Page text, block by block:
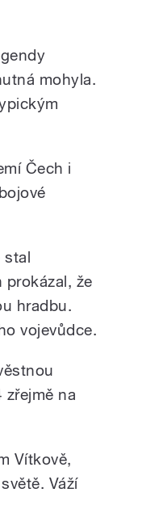
mohyla.
Čech i
stal
že
hradbu.
vojevůdce.
na
Vítkově,
Váží